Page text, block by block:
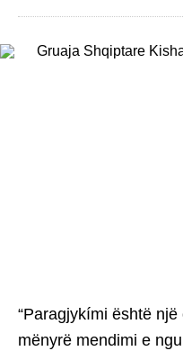
“Paragjykími është
mënyrë mendimi e